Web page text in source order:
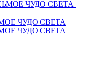
ЧУДО СВЕТА
ЧУДО СВЕТА